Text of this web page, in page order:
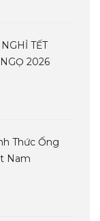
TẾT
2026
Thức Ống
Nam